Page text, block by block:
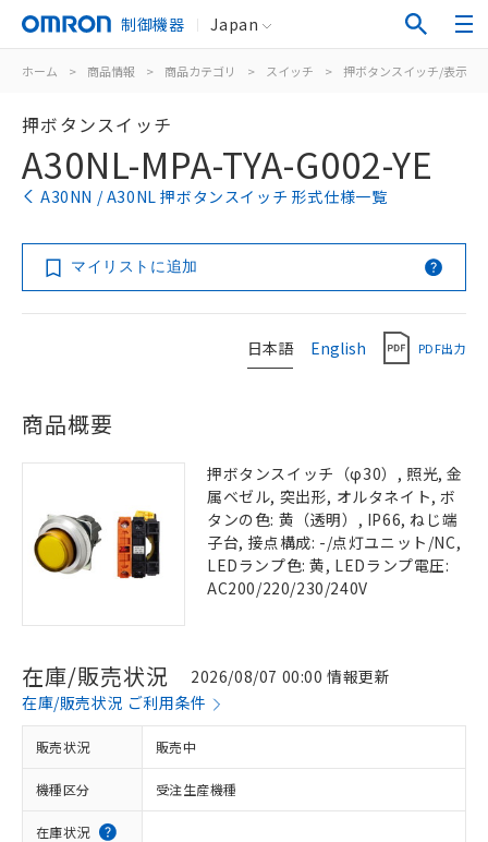
制御機器 Japan
ホーム > 商品情報 > 商品カテゴリ > スイッチ > 押ボタンスイッチ/表示灯
押ボタンスイッチ
A30NL-MPA-TYA-G002-YE
A30NN / A30NL 押ボタンスイッチ 形式仕様一覧
マイリストに追加
日本語 English PDF出力
商品概要
押ボタンスイッチ（φ30）, 照光, 金
属ベゼル, 突出形, オルタネイト, ボ
タンの色: 黄（透明）, IP66, ねじ端
子台, 接点構成: -/点灯ユニット/NC,
LEDランプ色: 黄, LEDランプ電圧:
AC200/220/230/240V
在庫/販売状況
2026/08/07 00:00 情報更新
在庫/販売状況 ご利用条件
販売状況 販売中
機種区分 受注生産機種
在庫状況